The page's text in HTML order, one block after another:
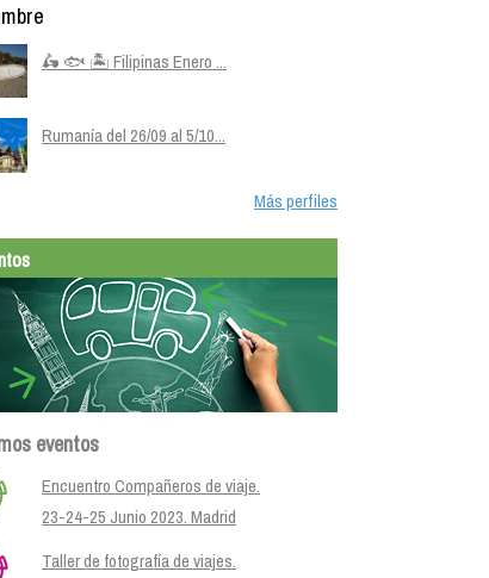
🛵 🐟 🏝️ Filipinas Enero ...
Rumanía del 26/09 al 5/10...
Más perfiles
eventos
Encuentro Compañeros de viaje.
23-24-25 Junio 2023. Madrid
Taller de fotografía de viajes.